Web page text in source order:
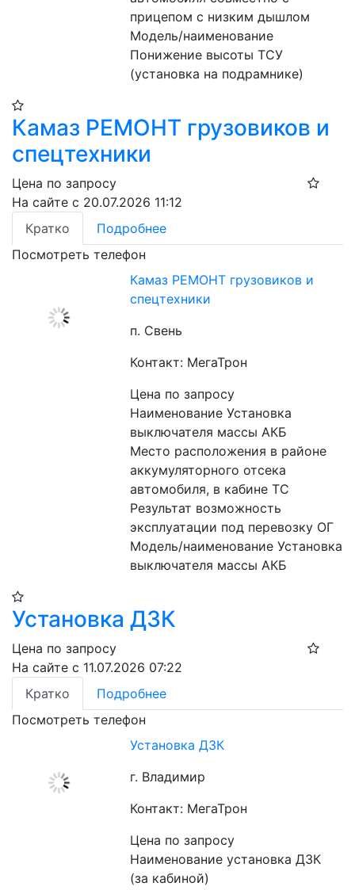
прицепом с низким дышлом
Модель/наименование
Понижение высоты ТСУ
(установка на подрамнике)
Камаз РЕМОНТ грузовиков и
спецтехники
Цена по запросу
На сайте с 20.07.2026 11:12
Кратко
Подробнее
Посмотреть телефон
Камаз РЕМОНТ грузовиков и
спецтехники
п. Свень
Контакт: МегаТрон
Цена по запросу
Наименование Установка
выключателя массы АКБ
Место расположения в районе
аккумуляторного отсека
автомобиля, в кабине ТС
Результат возможность
эксплуатации под перевозку ОГ
Модель/наименование Установка
выключателя массы АКБ
Установка ДЗК
Цена по запросу
На сайте с 11.07.2026 07:22
Кратко
Подробнее
Посмотреть телефон
Установка ДЗК
г. Владимир
Контакт: МегаТрон
Цена по запросу
Наименование установка ДЗК
(за кабиной)